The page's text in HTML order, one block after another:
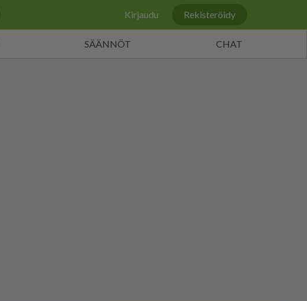
Kirjaudu Rekisteröidy
SÄÄNNÖT CHAT